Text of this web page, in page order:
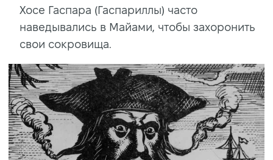
Хосе Гаспара (Гаспариллы) часто
наведывались в Майами, чтобы захоронить
свои сокровища.